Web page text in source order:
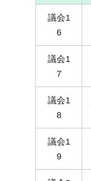
議会1
6
議会1
7
議会1
8
議会1
9